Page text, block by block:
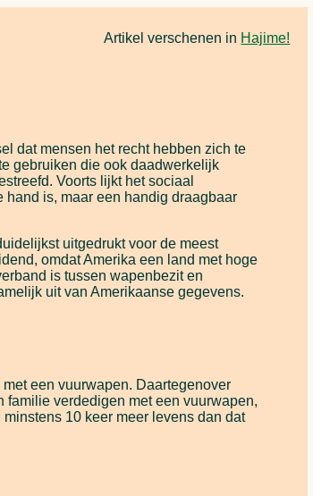
Artikel verschenen in Hajime!
dat mensen het recht hebben zich te
gebruiken die ook daadwerkelijk
Voorts lijkt het sociaal
hand is, maar een handig draagbaar
uitgedrukt voor de meest
omdat Amerika een land met hoge
is tussen wapenbezit en
uit van Amerikaanse gegevens.
een vuurwapen. Daartegenover
familie verdedigen met een vuurwapen,
10 keer meer levens dan dat